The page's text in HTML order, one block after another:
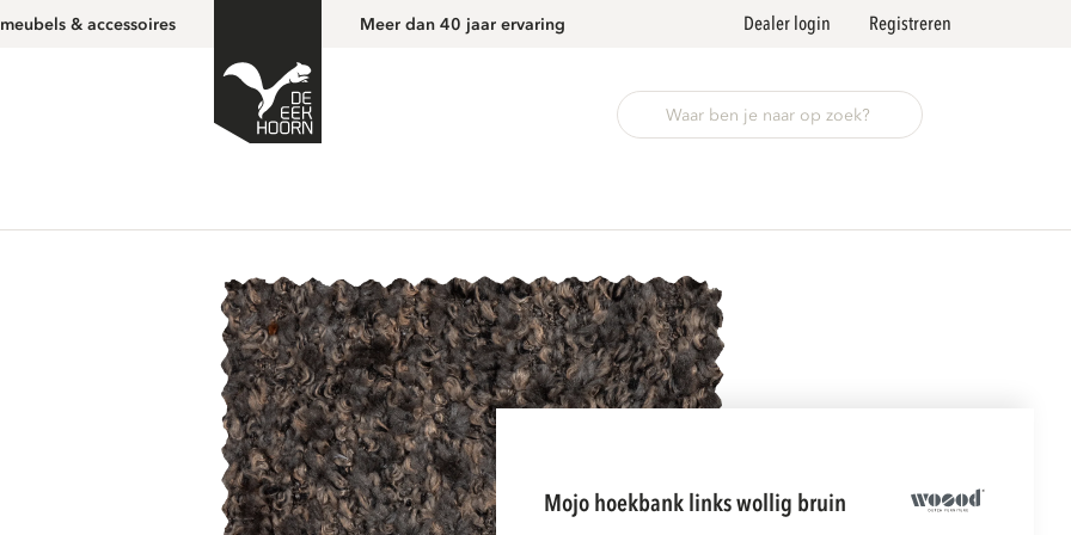
& accessoires Meer dan 40 jaar ervaring Dealer login Registreren
mojo hoekbank links wollig bruin